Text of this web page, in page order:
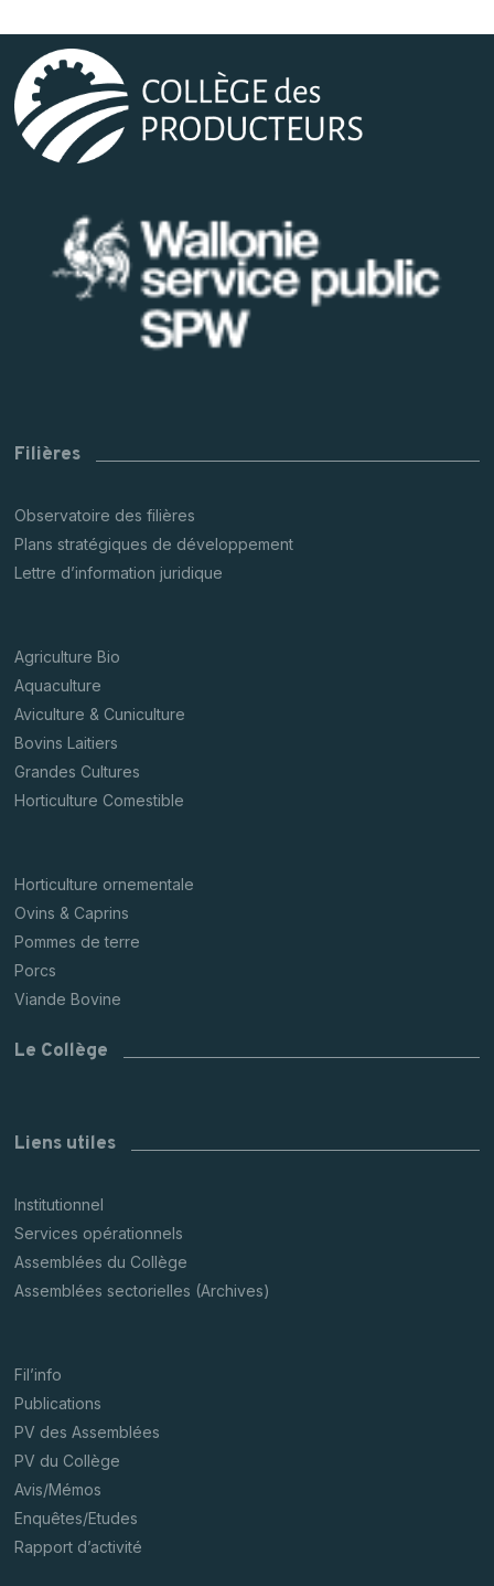
Filières
Observatoire des filières
Plans stratégiques de développement
Lettre d’information juridique
Agriculture Bio
Aquaculture
Aviculture & Cuniculture
Bovins Laitiers
Grandes Cultures
Horticulture Comestible
Horticulture ornementale
Ovins & Caprins
Pommes de terre
Porcs
Viande Bovine
Le Collège
Liens utiles
Institutionnel
Services opérationnels
Assemblées du Collège
Assemblées sectorielles (Archives)
Fil’info
Publications
PV des Assemblées
PV du Collège
Avis/Mémos
Enquêtes/Etudes
Rapport d’activité